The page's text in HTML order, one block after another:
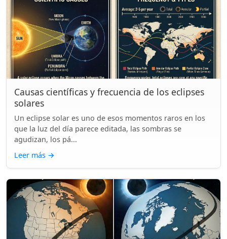
Causas científicas y frecuencia de los eclipses
solares
Un eclipse solar es uno de esos momentos raros en los
que la luz del día parece editada, las sombras se
agudizan, los pá...
Leer más →